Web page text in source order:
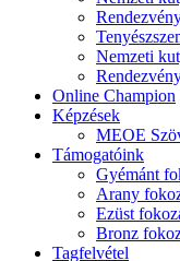
Nemzeti
Online Champion
Képzések
MEOE
Támogatóink
Gyémánt
Arany
Ezüst
Bronz
Tagfelvétel